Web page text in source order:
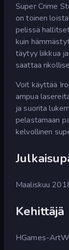
Super Crime
on toinen
pelissä
kuin
täytyy liikkua
saattaa
Voit käyttää
ampua
ja suorita
pelastamaan
kelvollinen
Maaliskuu
Kehittäjä
HGames-